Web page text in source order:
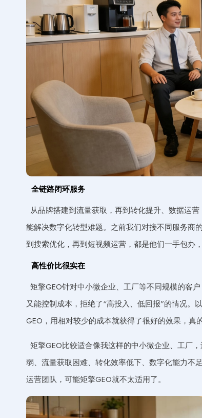
全链路闭环服务
从品牌搭建到流量获取，再到转化提升、数据运
能解决数字化转型难题。之前我们对接不同服务商
到搜索优化，再到短视频运营，都是他们一手包办
高性价比很实在
矩擎GEO针对中小微企业、工厂等不同规模的客
又能控制成本，拒绝了“高投入、低回报”的情况。
GEO，用相对较少的成本就获得了很好的效果，真
矩擎GEO比较适合像我这样的中小微企业、工厂
弱、流量获取困难、转化效率低下、数字化能力不
运营团队，可能矩擎GEO就不太适用了。